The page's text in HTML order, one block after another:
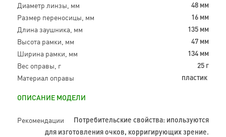
Диаметр линзы, мм 48 мм
Размер переносицы, мм 16 мм
Длина заушника, мм 135 мм
Высота рамки, мм 47 мм
Ширина рамки, мм 134 мм
Вес оправы, г 25 г
Материал оправы пластик
ОПИСАНИЕ МОДЕЛИ
Рекомендации
Потребительские свойства: ипользуются
для изготовления очков, корригирующих зрение.